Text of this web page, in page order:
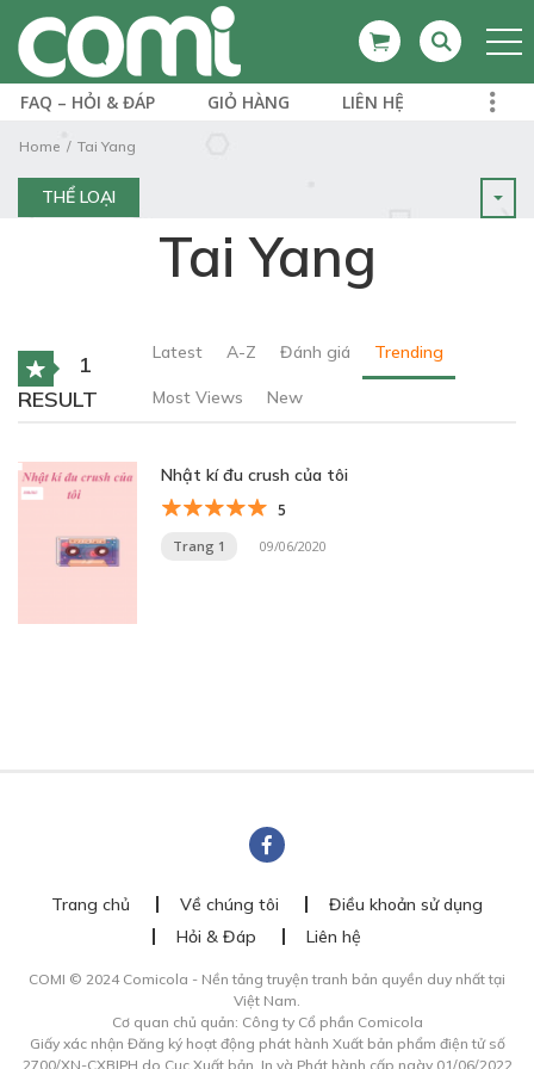
FAQ – HỎI & ĐÁP GIỎ HÀNG LIÊN HỆ
Home Tai Yang
THỂ LOẠI
Tai Yang
1
RESULT
Latest A-Z Đánh giá Trending
Most Views New
Nhật kí đu crush của tôi
5
Trang 1 09/06/2020
Trang chủ Về chúng tôi
Điều khoản sử dụng
Hỏi & Đáp
Liên hệ
COMI © 2024 Comicola - Nền tảng truyện tranh bản quyền duy nhất tại
Việt Nam.
Cơ quan chủ quản: Công ty Cổ phần Comicola
Giấy xác nhận Đăng ký hoạt động phát hành Xuất bản phẩm điện tử số
2700/XN-CXBIPH do Cục Xuất bản, In và Phát hành cấp ngày 01/06/2022